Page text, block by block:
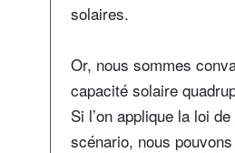
solaires.
Or, nous sommes
capacité solaire
Si l’on applique la loi
scénario, nous